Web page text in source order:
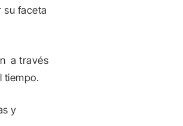
su faceta
a través
tiempo.
y